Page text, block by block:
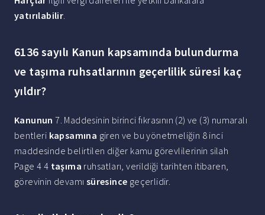
yatırılabilir.
6136 sayılı Kanun kapsamında bulundurma
ve taşıma ruhsatlarının geçerlilik süresi kaç
yıldır?
Kanunun 7. Maddesinin birinci fıkrasının (2) ve (3) numaralı
bentleri kapsamına giren ve bu yönetmeliğin 8 inci
maddesinde belirtilen diğer kamu görevlilerinin silah
Page 4 4 taşıma ruhsatları, verildiği tarihten itibaren,
görevinin devamı süresince geçerlidir.